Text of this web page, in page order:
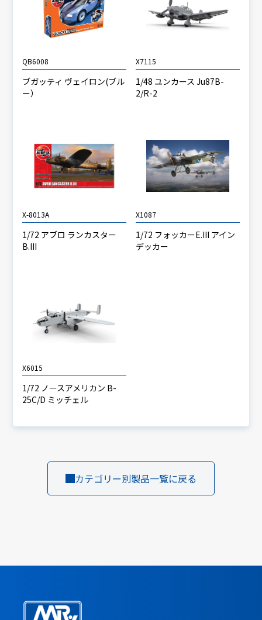
QB6008
ブガッティ ヴェイロン(ブル
ー）
X7115
1/48 ユンカース Ju87B-
2/R-2
X-8013A
1/72 アブロ ランカスター
B.III
X1087
1/72 フォッカーE.III アイン
デッカー
X6015
1/72 ノースアメリカン B-
25C/D ミッチェル
カテゴリー別製品一覧に戻る